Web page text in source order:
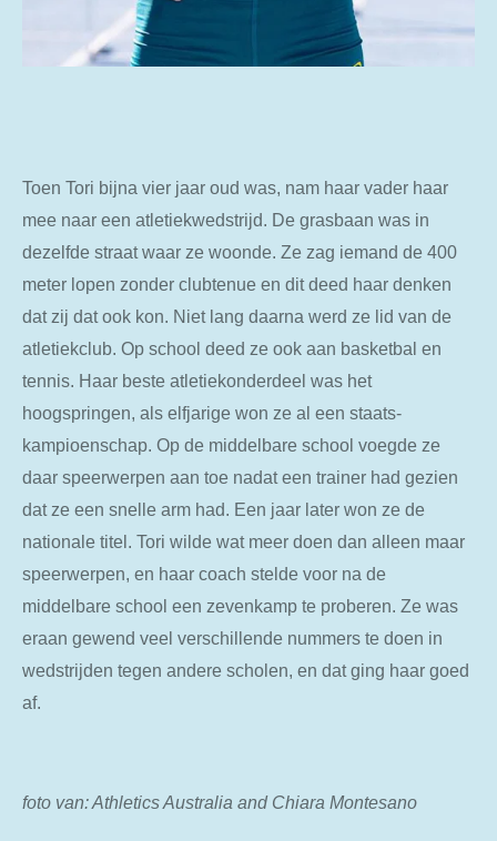
Toen Tori bijna vier jaar oud was, nam haar vader haar
mee naar een atletiekwedstrijd. De grasbaan was in
dezelfde straat waar ze woonde. Ze zag iemand de 400
meter lopen zonder clubtenue en dit deed haar denken
dat zij dat ook kon. Niet lang daarna werd ze lid van de
atletiekclub. Op school deed ze ook aan basketbal en
tennis. Haar beste atletiekonderdeel was het
hoogspringen, als elfjarige won ze al een staats-
kampioenschap. Op de middelbare school voegde ze
daar speerwerpen aan toe nadat een trainer had gezien
dat ze een snelle arm had. Een jaar later won ze de
nationale titel. Tori wilde wat meer doen dan alleen maar
speerwerpen, en haar coach stelde voor na de
middelbare school een zevenkamp te proberen. Ze was
eraan gewend veel verschillende nummers te doen in
wedstrijden tegen andere scholen, en dat ging haar goed
af.
foto van: Athletics Australia and Chiara Montesano